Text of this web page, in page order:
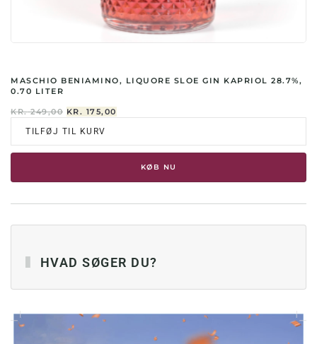
MASCHIO BENIAMINO, LIQUORE SLOE GIN KAPRIOL 28.7%,
0.70 LITER
KR.249,00 DEN
OPRINDELIGE
PRIS
KR. 249,00.
KR. 175,00
AKTUELLE
KR. 175,00.
TILFØJ TIL KURV
KØB NU
HVAD SØGER DU?